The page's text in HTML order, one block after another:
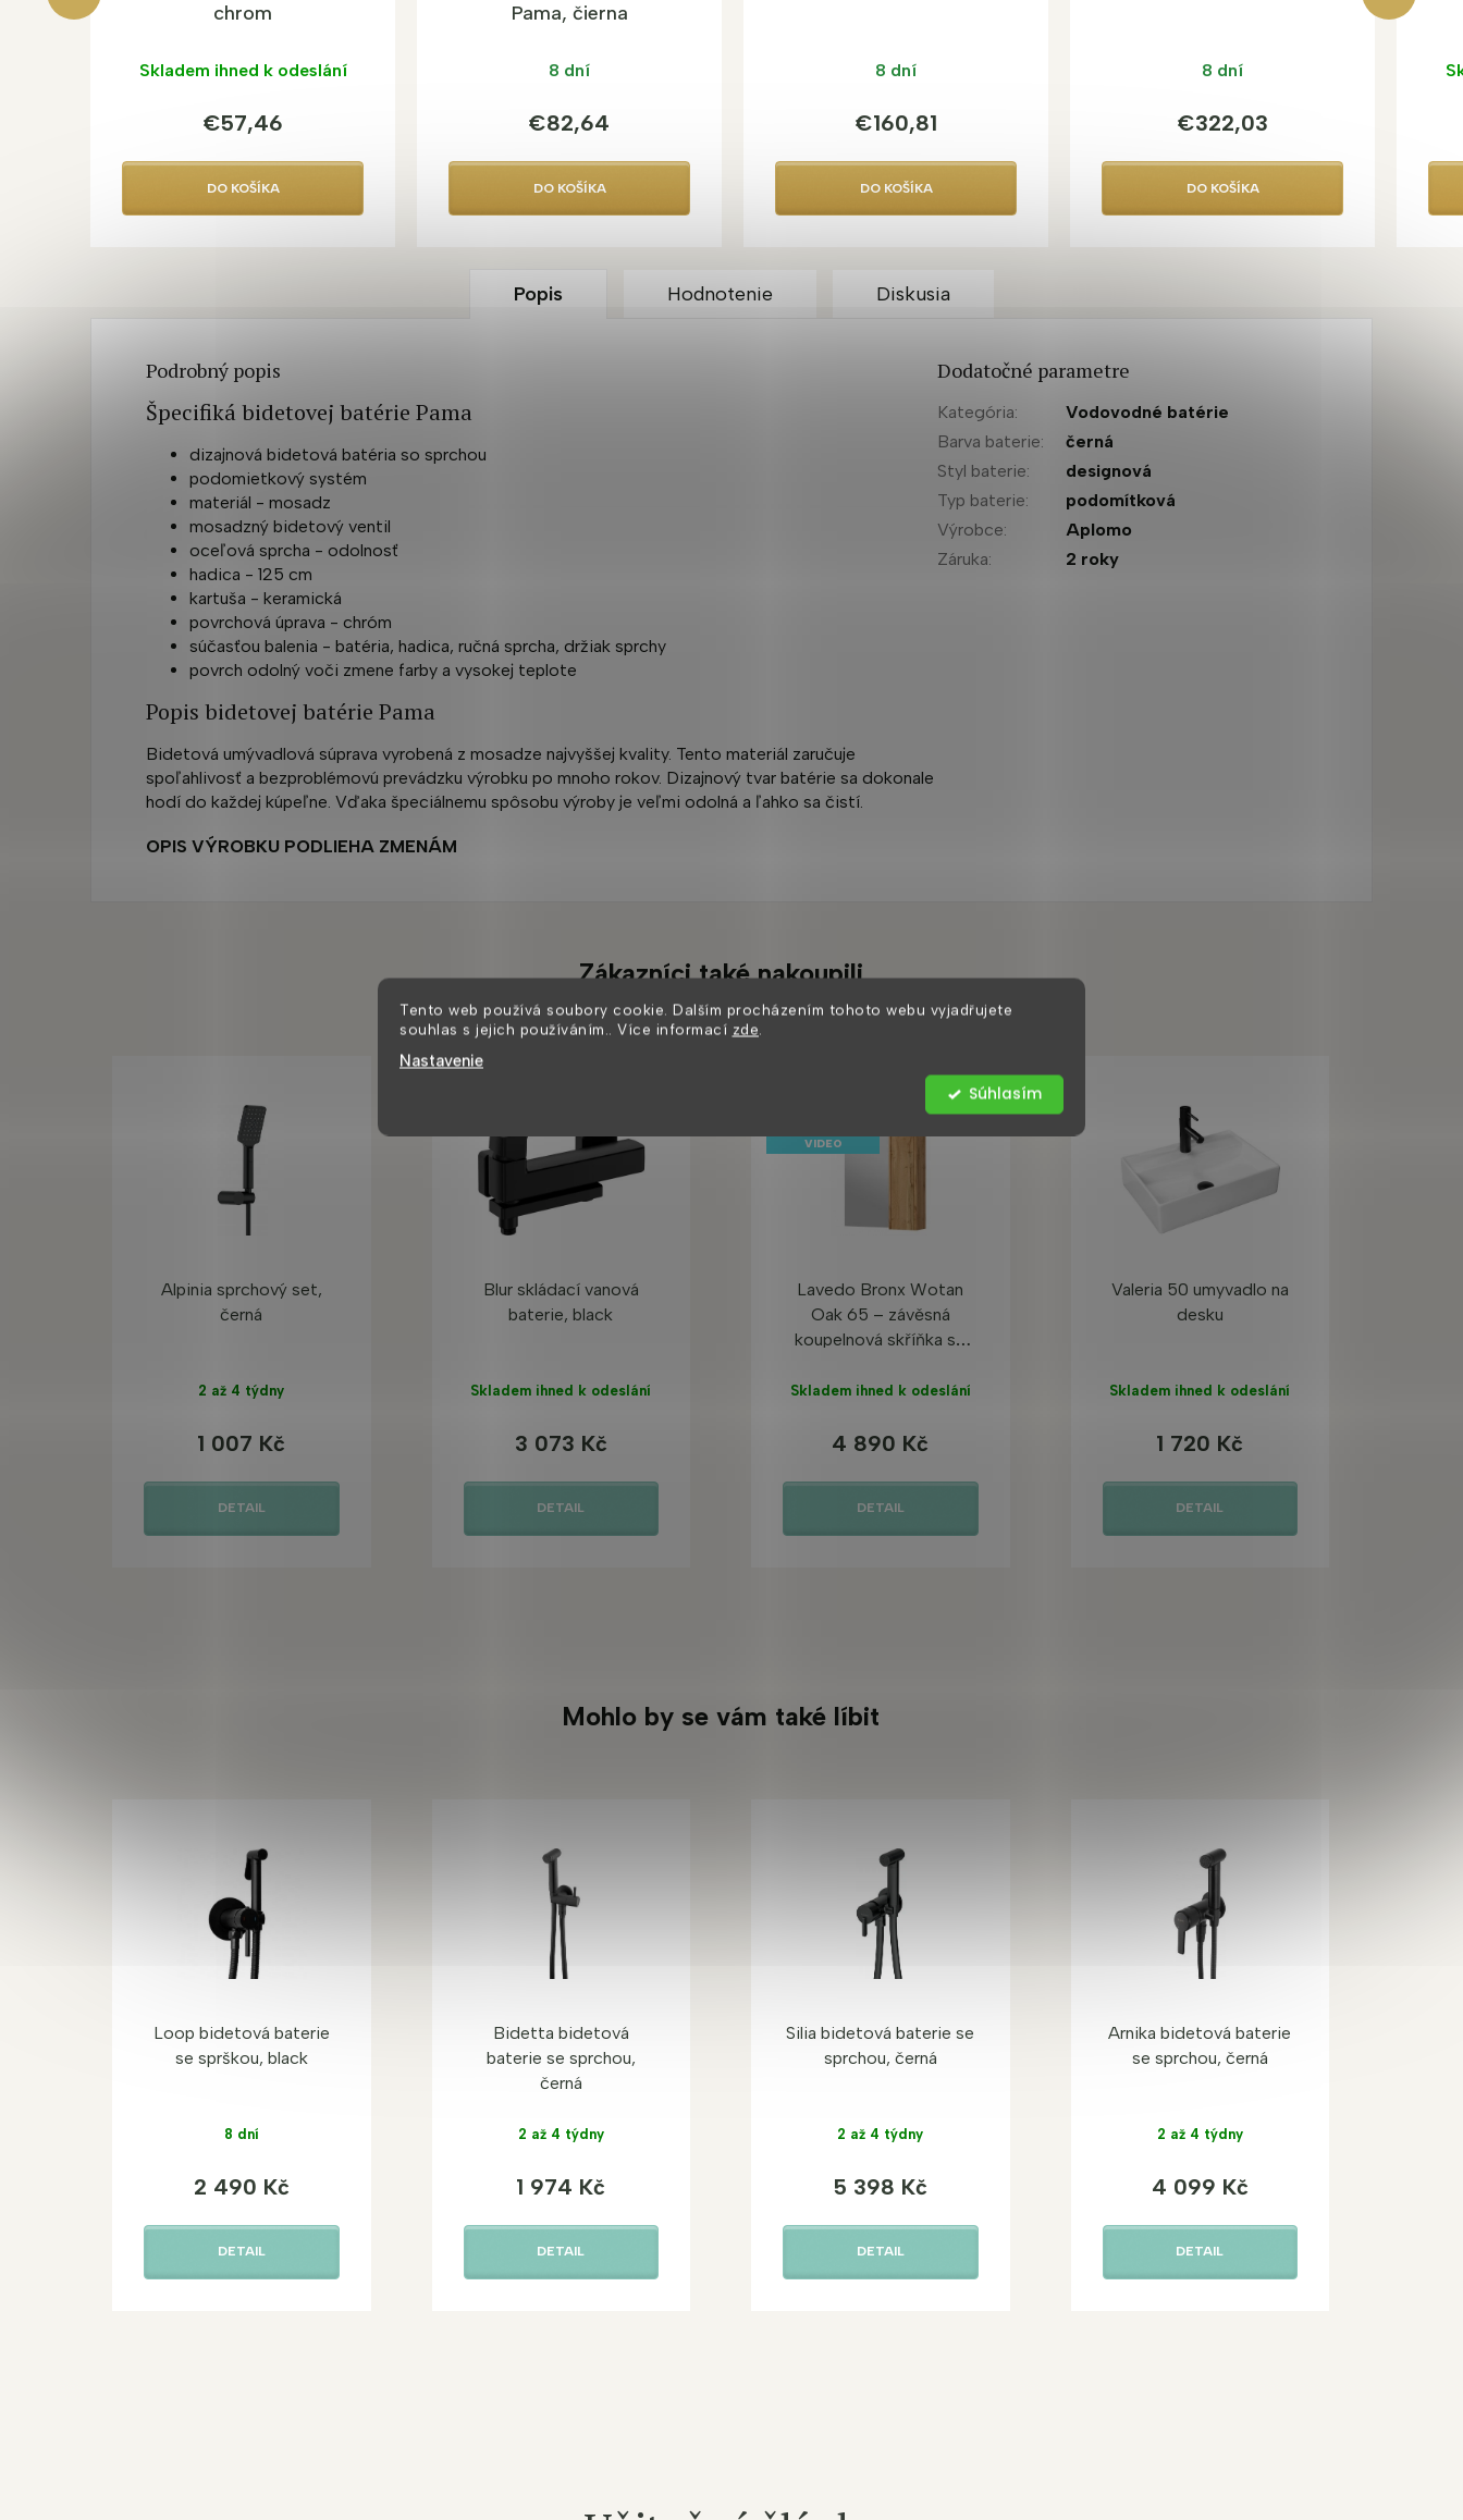
Tento web používá soubory cookie. Dalším procházením tohoto webu vyjadřujete
souhlas s jejich používáním.. Více informací zde.
Nastavenie
Súhlasím
chrom
Skladem ihned k odeslání
€57,46
DO KOŠÍKA
Pama, čierna
8 dní
€82,64
DO KOŠÍKA
8 dní
€160,81
DO KOŠÍKA
8 dní
€322,03
DO KOŠÍKA
Popis Hodnotenie Diskusia
Podrobný popis
Špecifiká bidetovej batérie Pama
dizajnová bidetová batéria so sprchou
podomietkový systém
materiál - mosadz
mosadzný bidetový ventil
oceľová sprcha - odolnosť
hadica - 125 cm
kartuša - keramická
povrchová úprava - chróm
súčasťou balenia - batéria, hadica, ručná sprcha, držiak sprchy
povrch odolný voči zmene farby a vysokej teplote
Popis bidetovej batérie Pama
Bidetová umývadlová súprava vyrobená z mosadze najvyššej kvality. Tento materiál zaručuje
spoľahlivosť a bezproblémovú prevádzku výrobku po mnoho rokov. Dizajnový tvar batérie sa dokonale
hodí do každej kúpeľne. Vďaka špeciálnemu spôsobu výroby je veľmi odolná a ľahko sa čistí.
OPIS VÝROBKU PODLIEHA ZMENÁM
Dodatočné parametre
Kategória:
Vodovodné batérie
Barva baterie:
černá
Styl baterie:
designová
Typ baterie:
podomítková
Výrobce:
Aplomo
Záruka: 2 roky
Zákazníci také nakoupili
Alpinia sprchový set,
černá
2 až 4 týdny
1 007 Kč
DETAIL
Blur skládací vanová
baterie, black
Skladem ihned k odeslání
3 073 Kč
DETAIL
VIDEO
Lavedo Bronx Wotan
Oak 65 – závěsná
koupelnová skříňka se
osvětlením
Skladem ihned k odeslání
4 890 Kč
DETAIL
Valeria 50 umyvadlo na
desku
Skladem ihned k odeslání
1 720 Kč
DETAIL
Mohlo by se vám také líbit
Loop bidetová baterie
se sprškou, black
8 dní
2 490 Kč
DETAIL
Bidetta bidetová
baterie se sprchou,
černá
2 až 4 týdny
1 974 Kč
DETAIL
Silia bidetová baterie se
sprchou, černá
2 až 4 týdny
5 398 Kč
DETAIL
Arnika bidetová baterie
se sprchou, černá
2 až 4 týdny
4 099 Kč
DETAIL